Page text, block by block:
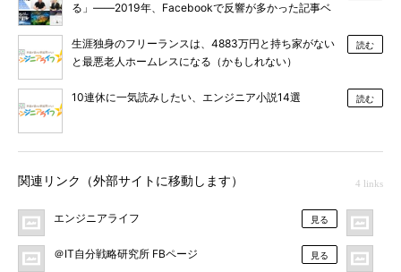
る」――2019年、Facebookで反響が多かった記事ベ
生涯独身のフリーランスは、4883万円と持ち家がない
と最悪老人ホームレスになる（かもしれない）
読む
10連休に一気読みしたい、エンジニア小説14選 読む
関連リンク（外部サイトに移動します） 4 links
エンジニアライフ 見る
＠IT自分戦略研究所 FBページ 見る